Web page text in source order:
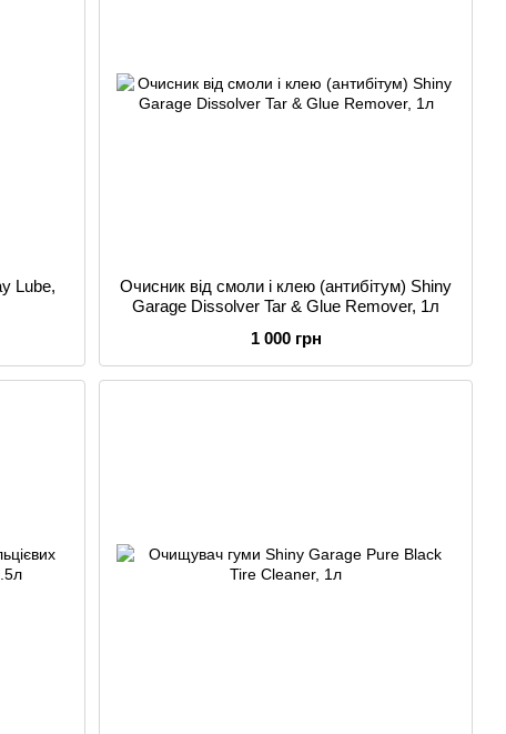
Lube,
Очисник від смоли і клею (антибітум) Shiny
Garage Dissolver Tar & Glue Remover, 1л
1 000 грн